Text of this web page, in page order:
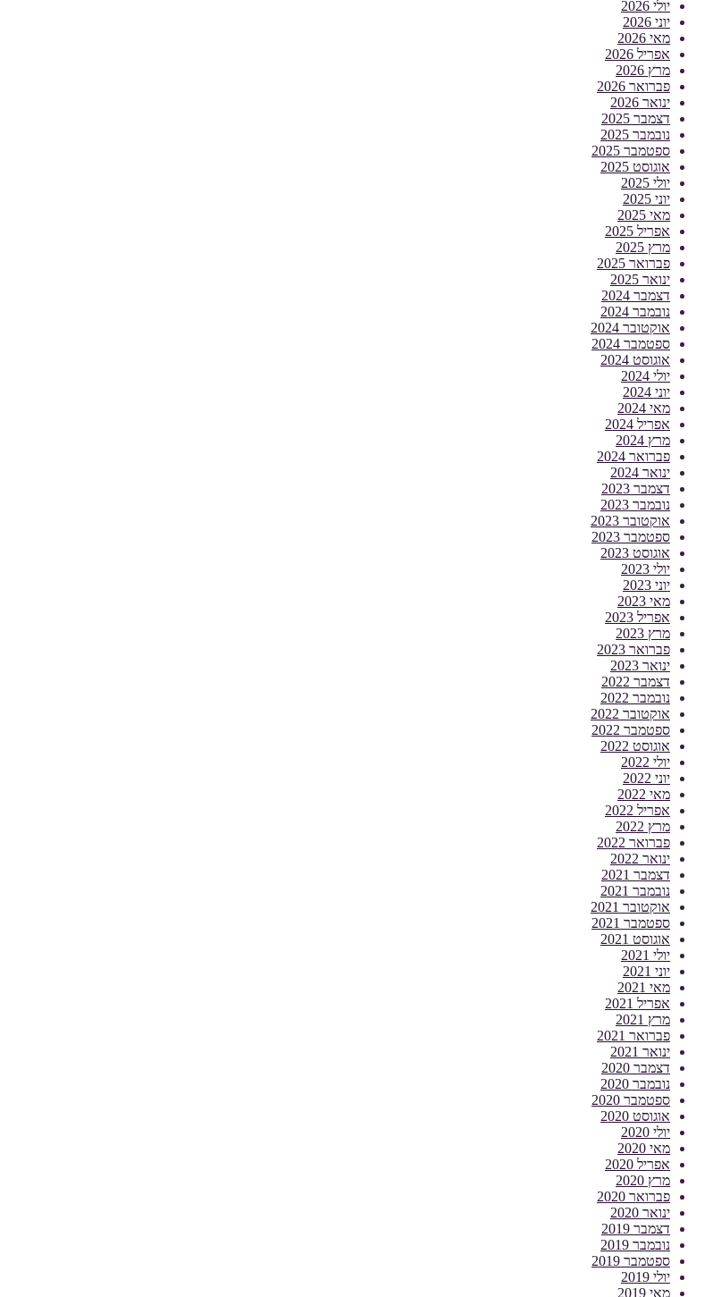
יולי 2026
יוני 2026
מאי 2026
אפריל 2026
מרץ 2026
פברואר 2026
ינואר 2026
דצמבר 2025
נובמבר 2025
ספטמבר 2025
אוגוסט 2025
יולי 2025
יוני 2025
מאי 2025
אפריל 2025
מרץ 2025
פברואר 2025
ינואר 2025
דצמבר 2024
נובמבר 2024
אוקטובר 2024
ספטמבר 2024
אוגוסט 2024
יולי 2024
יוני 2024
מאי 2024
אפריל 2024
מרץ 2024
פברואר 2024
ינואר 2024
דצמבר 2023
נובמבר 2023
אוקטובר 2023
ספטמבר 2023
אוגוסט 2023
יולי 2023
יוני 2023
מאי 2023
אפריל 2023
מרץ 2023
פברואר 2023
ינואר 2023
דצמבר 2022
נובמבר 2022
אוקטובר 2022
ספטמבר 2022
אוגוסט 2022
יולי 2022
יוני 2022
מאי 2022
אפריל 2022
מרץ 2022
פברואר 2022
ינואר 2022
דצמבר 2021
נובמבר 2021
אוקטובר 2021
ספטמבר 2021
אוגוסט 2021
יולי 2021
יוני 2021
מאי 2021
אפריל 2021
מרץ 2021
פברואר 2021
ינואר 2021
דצמבר 2020
נובמבר 2020
ספטמבר 2020
אוגוסט 2020
יולי 2020
מאי 2020
אפריל 2020
מרץ 2020
פברואר 2020
ינואר 2020
דצמבר 2019
נובמבר 2019
ספטמבר 2019
יולי 2019
מאי 2019